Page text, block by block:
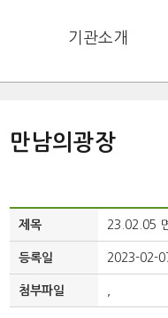
기관소개
만남의광장
제목 23.02.05
등록일 2023-02-
첨부파일